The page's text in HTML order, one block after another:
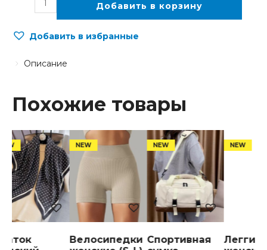
Добавить в корзину
Добавить в избранные
Описание
Похожие товары
Велосипедки Спортивная
Леггинсы